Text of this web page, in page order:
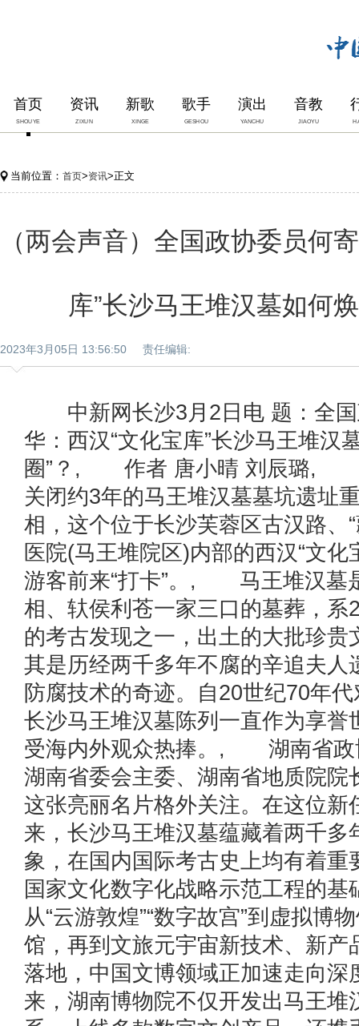
首页
SHOUYE
资讯
ZIXUN
新歌
XINGE
歌手
GESHOU
演出
YANCHU
音教
JIAOYU
当前位置： 首页>资讯>正文
（两会声音）全国政协委员何
库”长沙马王堆汉墓如何
2023年3月05日 13:56:50 责任编辑:
中新网长沙3月2日电 题：全国
华：西汉“文化宝库”长沙马王堆汉
圈”？, 作者 唐小晴 刘辰璐,
关闭约3年的马王堆汉墓墓坑遗址
相，这个位于长沙芙蓉区古汉路、
医院(马王堆院区)内部的西汉“文化
游客前来“打卡”。, 马王堆汉墓
相、轪侯利苍一家三口的墓葬，系
的考古发现之一，出土的大批珍贵
其是历经两千多年不腐的辛追夫人
防腐技术的奇迹。自20世纪70年
长沙马王堆汉墓陈列一直作为享誉
受海内外观众热捧。, 湖南省政
湖南省委会主委、湖南省地质院院
这张亮丽名片格外关注。在这位新
来，长沙马王堆汉墓蕴藏着两千多
象，在国内国际考古史上均有着重
国家文化数字化战略示范工程
从“云游敦煌”“数字故宫”到虚拟博
馆，再到文旅元宇宙新技术、新产
落地，中国文博领域正加速走向深
来，湖南博物院不仅开发出马王堆